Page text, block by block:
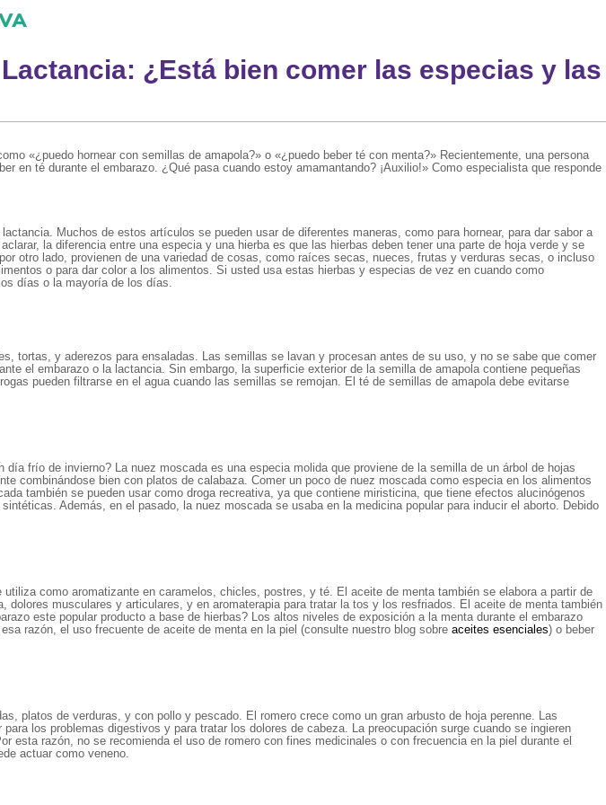
¿Está bien comer las especias y las
«¿puedo hornear con semillas de amapola?» o «¿puedo beber té con menta?» Recientemente, una persona
en té durante el embarazo. ¿Qué pasa cuando estoy amamantando? ¡Auxilio!» Como especialista que responde
Muchos de estos artículos se pueden usar de diferentes maneras, como para hornear, para dar sabor a
la diferencia entre una especia y una hierba es que las hierbas deben tener una parte de hoja verde y se
otro lado, provienen de una variedad de cosas, como raíces secas, nueces, frutas y verduras secas, o incluso
o para dar color a los alimentos. Si usted usa estas hierbas y especias de vez en cuando como
días o la mayoría de los días.
tortas, y aderezos para ensaladas. Las semillas se lavan y procesan antes de su uso, y no se sabe que comer
el embarazo o la lactancia. Sin embargo, la superficie exterior de la semilla de amapola contiene pequeñas
pueden filtrarse en el agua cuando las semillas se remojan. El té de semillas de amapola debe evitarse
frío de invierno? La nuez moscada es una especia molida que proviene de la semilla de un árbol de hojas
combinándose bien con platos de calabaza. Comer un poco de nuez moscada como especia en los alimentos
también se pueden usar como droga recreativa, ya que contiene miristicina, que tiene efectos alucinógenos
Además, en el pasado, la nuez moscada se usaba en la medicina popular para inducir el aborto. Debido
como aromatizante en caramelos, chicles, postres, y té. El aceite de menta también se elabora a partir de
musculares y articulares, y en aromaterapia para tratar la tos y los resfriados. El aceite de menta también
este popular producto a base de hierbas? Los altos niveles de exposición a la menta durante el embarazo
razón, el uso frecuente de aceite de menta en la piel (consulte nuestro blog sobre aceites esenciales) o beber
platos de verduras, y con pollo y pescado. El romero crece como un gran arbusto de hoja perenne. Las
los problemas digestivos y para tratar los dolores de cabeza. La preocupación surge cuando se ingieren
esta razón, no se recomienda el uso de romero con fines medicinales o con frecuencia en la piel durante el
actuar como veneno.